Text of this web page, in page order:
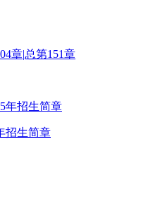
章|总第151章
招生简章